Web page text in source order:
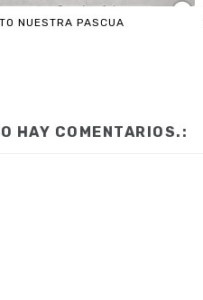
NUESTRA PASCUA
HAY COMENTARIOS.: